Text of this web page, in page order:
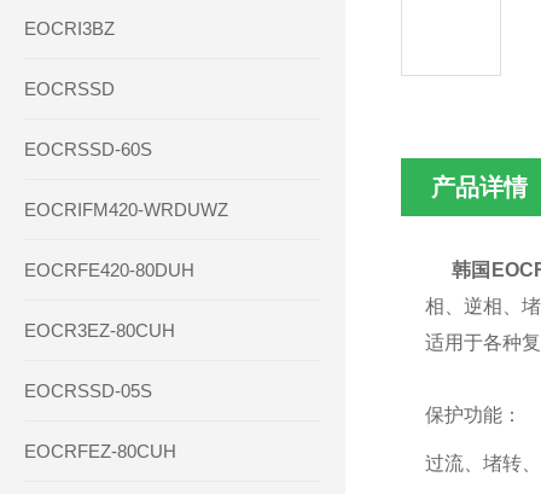
EOCRI3BZ
EOCRSSD
EOCRSSD-60S
EOCRIFM420-WRDUWZ
EOCRFE420-80DUH
EOCR3EZ-80CUH
EOCRSSD-05S
EOCRFEZ-80CUH
产品详情
韩国
相、逆相、
适用于各种
保护功能：
过流、堵转